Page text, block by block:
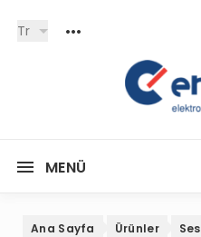
Tr
MENÜ
Ana Sayfa Ürünler Ses